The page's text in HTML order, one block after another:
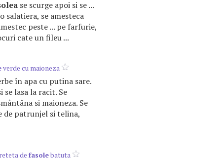
se scurge apoi si se ...
salatiera, se amesteca
peste ... pe farfurie,
cate un fileu ...
verde cu maioneza
în apa cu putina sare.
se lasa la racit. Se
si maioneza. Se
de patrunjel si telina,
de fasolebatuta